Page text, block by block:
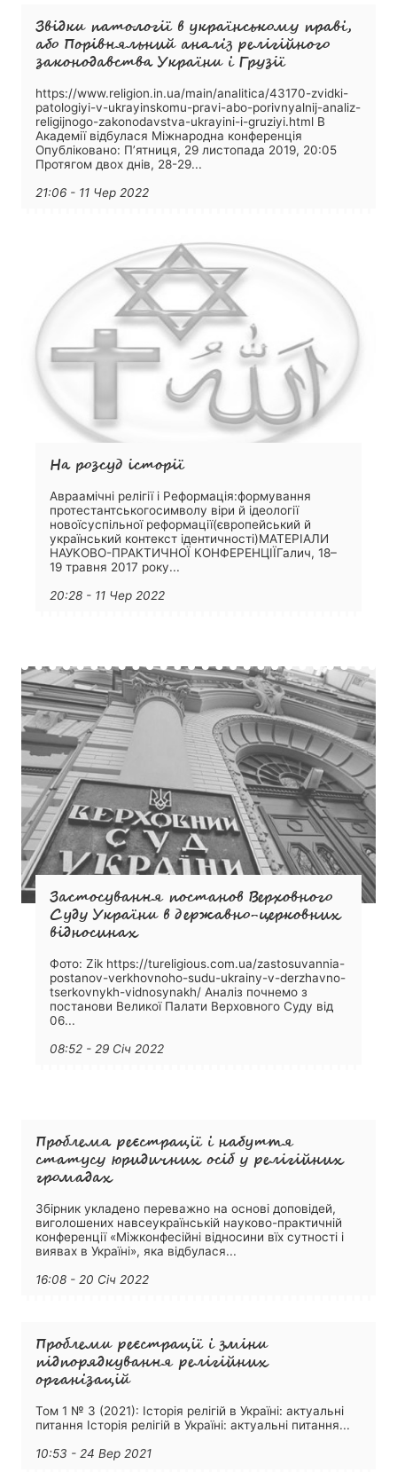
Звідки патології в українському праві,
або Порівняльний аналіз релігійного
законодавства України і Грузії
https://www.religion.in.ua/main/analitica/43170-zvidki-
patologiyi-v-ukrayinskomu-pravi-abo-porivnyalnij-analiz-
religijnogo-zakonodavstva-ukrayini-i-gruziyi.html В
Академії відбулася Міжнародна конференція
Опубліковано: П’ятниця, 29 листопада 2019, 20:05
Протягом двох днів, 28-29...
21:06 - 11 Чер 2022
На розсуд історії
Авраамічні релігії і Реформація:формування
протестантськогосимволу віри й ідеології
новоїсуспільної реформації(європейський й
український контекст ідентичності)МАТЕРІАЛИ
НАУКОВО-ПРАКТИЧНОЇ КОНФЕРЕНЦІЇГалич, 18–
19 травня 2017 року...
20:28 - 11 Чер 2022
Застосування постанов Верховного
Суду України в державно-церковних
відносинах
Фото: Zik https://tureligious.com.ua/zastosuvannia-
postanov-verkhovnoho-sudu-ukrainy-v-derzhavno-
tserkovnykh-vidnosynakh/ Аналіз почнемо з
постанови Великої Палати Верховного Суду від
06...
08:52 - 29 Січ 2022
Проблема реєстрації і набуття
статусу юридичних осіб у релігійних
громадах
Збірник укладено переважно на основі доповідей,
виголошених навсеукраїнській науково-практичній
конференції «Міжконфесійні відносини вїх сутності і
виявах в Україні», яка відбулася...
16:08 - 20 Січ 2022
Проблеми реєстрації і зміни
підпорядкування релігійних
організацій
Том 1 № 3 (2021): Історія релігій в Україні: актуальні
питання Історія релігій в Україні: актуальні питання...
10:53 - 24 Вер 2021